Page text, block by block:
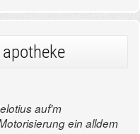
auf'm
ein alldem